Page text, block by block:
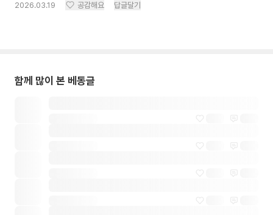
2026.03.19 공감해요 답글달기
함께 많이 본 베동글